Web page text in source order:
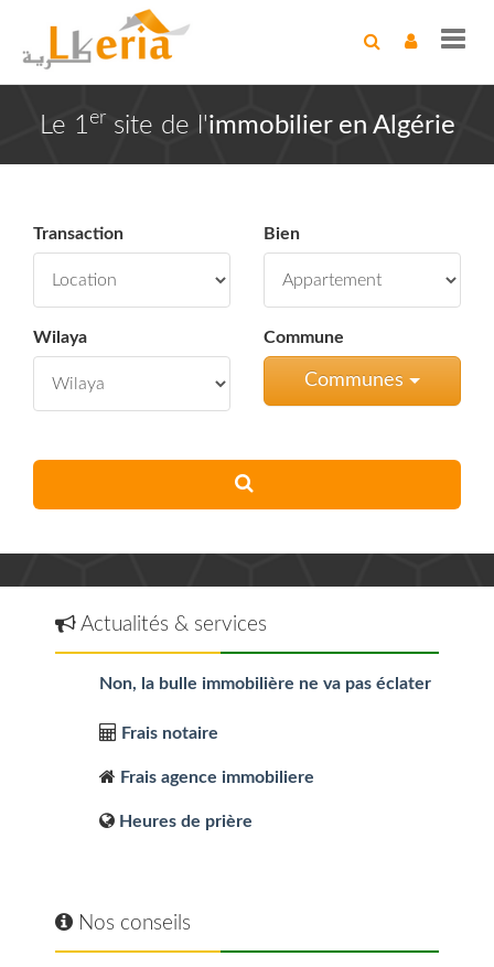
Le 1er site de l'immobilier en Algérie
Transaction Bien
Wilaya Commune
Communes
Actualités & services
Non, la bulle immobilière ne va pas éclater
Frais notaire
Frais agence immobiliere
Heures de prière
Nos conseils